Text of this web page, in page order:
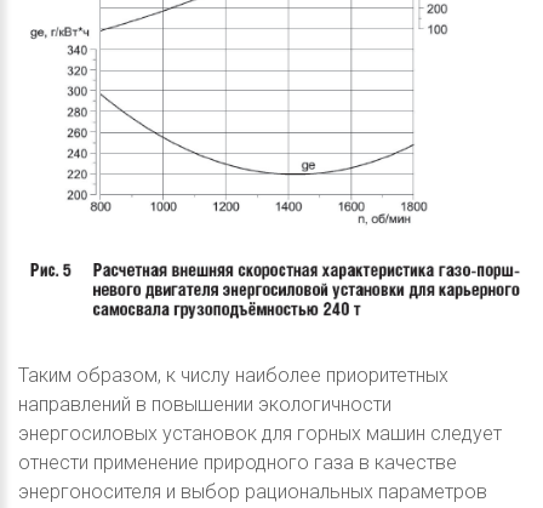
Таким образом, к числу наиболее приоритетных
направлений в повышении экологичности
энергосиловых установок для горных машин следует
отнести применение природного газа в качестве
энергоносителя и выбор рациональных параметров